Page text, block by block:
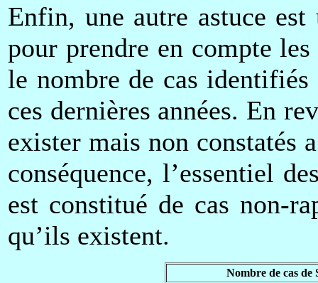
Enfin, une autre astuce
pour prendre en compte
le nombre de cas
ces dernières années. En
exister mais non constatés
conséquence, l’essentiel
est constitué de cas non-
qu’ils existent.
Nombre de cas de